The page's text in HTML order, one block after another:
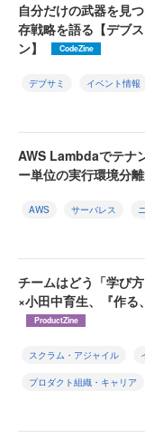
自分だけの武器を見
存戦略を語る【デブ
ン】
CodeZine
デブサミ イベント情報
AWS Lambdaでテナ
ー単位の実行環境分
AWS サーバレス
チームはどう「学び
×小田中育生、『作る
ProductZine
スクラム・アジャイル
プロダクト組織・キャリア